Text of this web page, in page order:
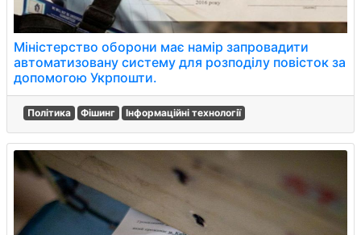
Міністерство оборони має намір запровадити
автоматизовану систему для розподілу повісток за
допомогою Укрпошти.
Політика Фішинг Інформаційні технології